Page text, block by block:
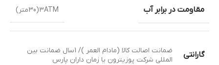
مقاومت در برابر آب 3ATM(30متر)
گارانتی
ضمانت اصالت کالا (مادام العمر )/ 1سال ضمانت بین
المللی شرکت پوزیترون یا زمان داران پارس